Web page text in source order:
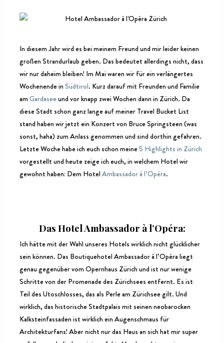
In diesem Jahr wird es bei meinem Freund und mir leider keinen
großen Strandurlaub geben. Das bedeutet allerdings nicht, dass
wir nur daheim bleiben! Im Mai waren wir für ein verlängertes
Wochenende in Südtirol. Kurz darauf mit Freunden und Familie
am Gardaseeund vor knapp zwei Wochen dann in Zürich. Da
diese Stadt schon ganz lange auf meiner Travel Bucket List
stand haben wir jetzt ein Konzert von Bruce Springsteen (was
sonst, haha) zum Anlass genommen und sind dorthin gefahren.
Letzte Woche habe ich euch schon meine5 Highlights in Zürich
vorgestellt und heute zeige ich euch, in welchem Hotel wir
gewohnt haben: Dem Hotel Ambassador à l’Opéra.
Das Hotel Ambassador à l’Opéra:
Ich hätte mit der Wahl unseres Hotels wirklich nicht glücklicher
sein können. Das Boutiquehotel Ambassador à l’Opéra liegt
genau gegenüber vom Opernhaus Zürich und ist nur wenige
Schritte von der Promenade des Zürichsees entfernt. Es ist
Teil des Utoschlosses, das als Perle am Zürichsee gilt. Und
wirklich, das historische Stadtpalais mit seinen neobarocken
Kalksteinfassaden ist wirklich ein Augenschmaus für
Architekturfans! Aber nicht nur das Haus an sich hat mir super